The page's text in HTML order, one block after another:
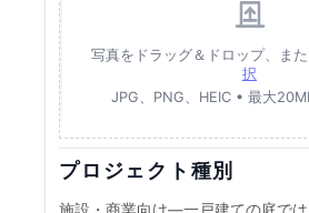
写真をドラッグ＆ドロップ、ま
択
JPG、PNG、HEIC • 最大
プロジェクト種別